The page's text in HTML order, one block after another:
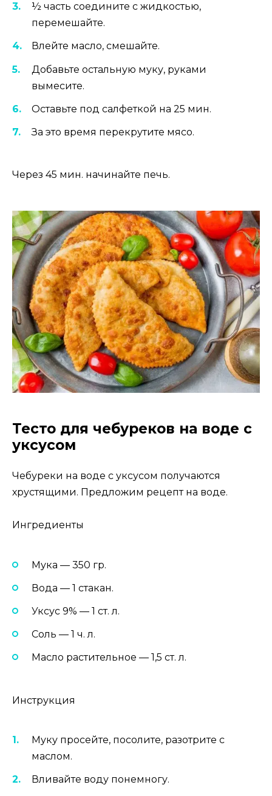
½ часть соедините с жидкостью,
перемешайте.
Влейте масло, смешайте.
Добавьте остальную муку, руками
вымесите.
Оставьте под салфеткой на 25 мин.
За это время перекрутите мясо.
Через 45 мин. начинайте печь.
Тесто для чебуреков на воде с
уксусом
Чебуреки на воде с уксусом получаются
хрустящими. Предложим рецепт на воде.
Ингредиенты
Мука — 350 гр.
Вода — 1 стакан.
Уксус 9% — 1 ст. л.
Соль — 1 ч. л.
Масло растительное — 1,5 ст. л.
Инструкция
Муку просейте, посолите, разотрите с
маслом.
Вливайте воду понемногу.